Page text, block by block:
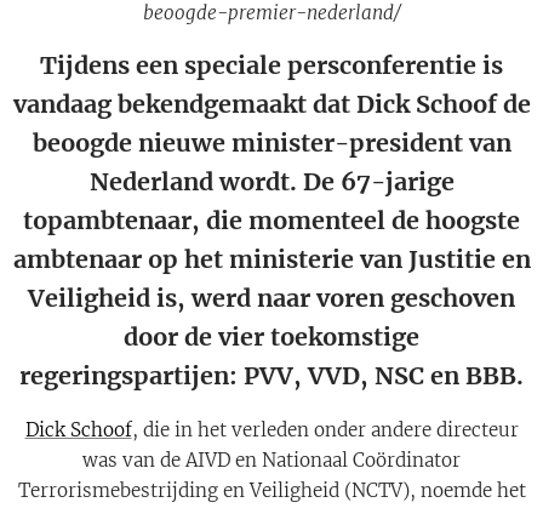
beoogde-premier-nederland/
Tijdens een speciale persconferentie is
vandaag bekendgemaakt dat Dick Schoof de
beoogde nieuwe minister-president van
Nederland wordt. De 67-jarige
topambtenaar, die momenteel de hoogste
ambtenaar op het ministerie van Justitie en
Veiligheid is, werd naar voren geschoven
door de vier toekomstige
regeringspartijen: PVV, VVD, NSC en BBB.
Dick Schoof, die in het verleden onder andere directeur
was van de AIVD en Nationaal Coördinator
Terrorismebestrijding en Veiligheid (NCTV), noemde het